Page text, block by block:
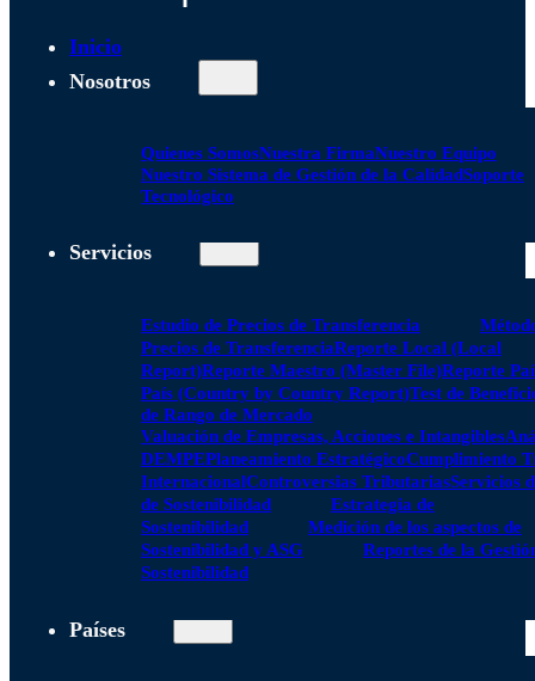
Inicio
Nosotros
Quienes SomosNuestra FirmaNuestro Equipo
Nuestro Sistema de Gestión de la CalidadSoporte
Tecnológico
Servicios
Estudio de Precios de Transferencia
Precios de TransferenciaReporte Local (Local
Report)Reporte Maestro (Master File)Reporte
País (Country by Country Report)Test de
de Rango de Mercado
Valuación de Empresas, Acciones e Intangibles
DEMPEPlaneamiento EstratégicoCumplimiento
InternacionalControversias TributariasServicios
de Sostenibilidad
Estrategia de
Sostenibilidad
Medición de los aspectos de
Sostenibilidad y ASG
Reportes de la
Sostenibilidad
Países